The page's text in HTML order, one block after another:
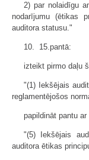
2) par nolaidīgu
nodarījumu (ētikas
auditora statusu."
10. 15.pantā:
izteikt pirmo daļu
"(1) Iekšējais
reglamentējošos
papildināt pantu
"(5) Iekšējais
auditora ētikas